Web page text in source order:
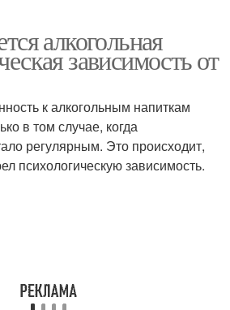
алкогольная
зависимость от
к алкогольным напиткам
в том случае, когда
регулярным. Это происходит,
психологическую зависимость.